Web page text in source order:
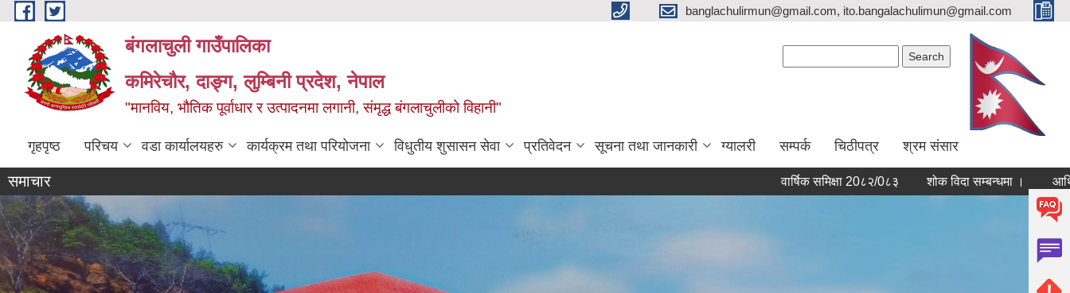
Skip to main content banglachulirmun@gmail.com, ito.bangalachulimun@gmail.com
बंगलाचुली गाउँपालिका
कमिरेचौर, दाङ्ग, लुम्बिनी प्रदेश, नेपाल
"मानविय, भौतिक पूर्वाधार र उत्पादनमा लगानी, संमृद्ध बंगलाचुलीको विहानी"
गृहपृष्ठ परिचय वडा कार्यालयहरु कार्यक्रम तथा परियोजना विधुतीय शुसासन सेवा प्रतिवेदन सूचना तथा जानकारी ग्यालरी सम्पर्क चिठीपत्र श्रम संसार
समाचार वार्षिक समिक्षा 20८२/0८३ शोक विदा सम्बन्धमा । आर्थिक